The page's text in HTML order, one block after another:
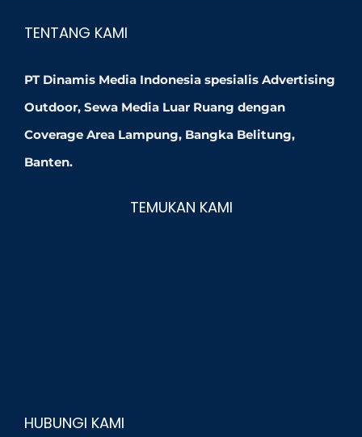
TENTANG KAMI
PT Dinamis Media Indonesia spesialis Advertising
Outdoor, Sewa Media Luar Ruang dengan
Coverage Area Lampung, Bangka Belitung,
Banten.
TEMUKAN KAMI
HUBUNGI KAMI